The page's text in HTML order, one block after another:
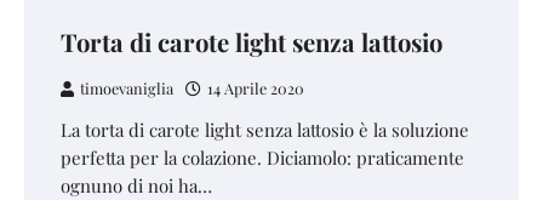
Torta di carote light senza lattosio
timoevaniglia 14 Aprile 2020
La torta di carote light senza lattosio è la soluzione
perfetta per la colazione. Diciamolo: praticamente
ognuno di noi ha…